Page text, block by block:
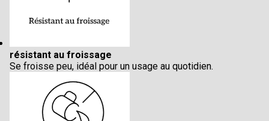
résistant au froissage
Se froisse peu, idéal pour un usage au quotidien.